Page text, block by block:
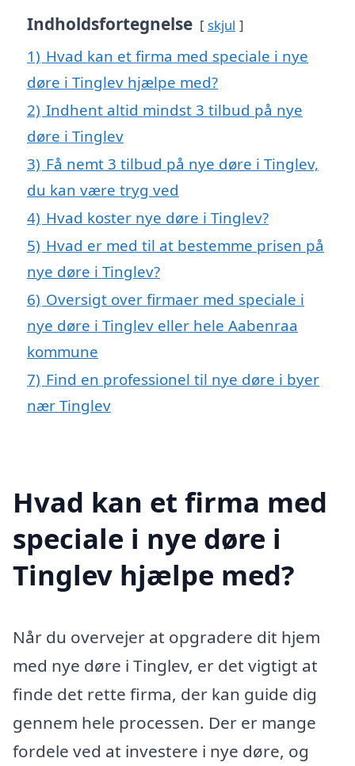
Indholdsfortegnelse skjul
1) Hvad kan et firma med speciale i nye
døre i Tinglev hjælpe med?
2) Indhent altid mindst 3 tilbud på nye
døre i Tinglev
3) Få nemt 3 tilbud på nye døre i Tinglev,
du kan være tryg ved
4) Hvad koster nye døre i Tinglev?
5) Hvad er med til at bestemme prisen på
nye døre i Tinglev?
6) Oversigt over firmaer med speciale i
nye døre i Tinglev eller hele Aabenraa
kommune
7) Find en professionel til nye døre i byer
nær Tinglev
Hvad kan et firma med
speciale i nye døre i
Tinglev hjælpe med?
Når du overvejer at opgradere dit hjem
med nye døre i Tinglev, er det vigtigt at
finde det rette firma, der kan guide dig
gennem hele processen. Der er mange
fordele ved at investere i nye døre, og